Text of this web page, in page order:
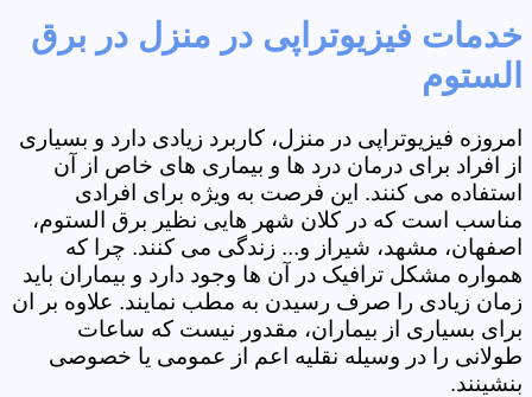
خدمات فیزیوتراپی در منزل در برق
الستوم
امروزه فیزیوتراپی در منزل، کاربرد زیادی دارد و بسیاری
از افراد برای درمان درد ها و بیماری های خاص از آن
استفاده می کنند. این فرصت به ویژه برای افرادی
مناسب است که در کلان شهر هایی نظیر برق الستوم،
اصفهان، مشهد، شیراز و... زندگی می کنند. چرا که
همواره مشکل ترافیک در آن ها وجود دارد و بیماران باید
زمان زیادی را صرف رسیدن به مطب نمایند. علاوه بر ان
برای بسیاری از بیماران، مقدور نیست که ساعات
طولانی را در وسیله نقلیه اعم از عمومی یا خصوصی
بنشینند.